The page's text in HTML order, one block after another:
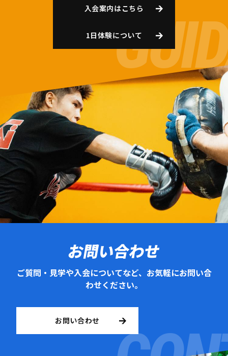
入会案内はこちら
1日体験について
お問い合わせ
ご質問・見学や入会についてなど、お気軽にお問い合
わせください。
お問い合わせ